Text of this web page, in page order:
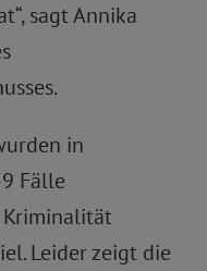
sagt Annika
in
Fälle
Leider zeigt die